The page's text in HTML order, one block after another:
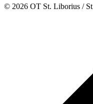
© 2026 OT St. Liborius /